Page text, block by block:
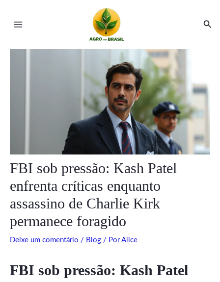
Menu
FBI sob pressão: Kash Patel
enfrenta críticas enquanto
assassino de Charlie Kirk
permanece foragido
Deixe um comentário / Blog / PorAlice
FBI sob pressão: Kash Patel